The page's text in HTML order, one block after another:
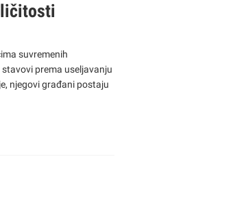
suvremenih
prema useljavanju
njegovi građani postaju